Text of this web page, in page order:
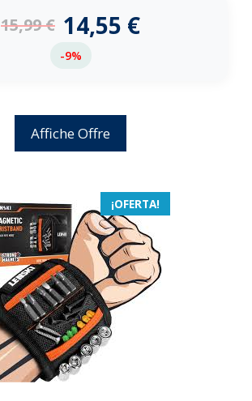
5
15,99€ 14,55 €
-9%
Affiche Offre
¡OFERTA!